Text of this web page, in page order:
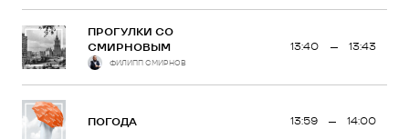
ПРОГУЛКИ СО
СМИРНОВЫМ
ФИЛИПП СМИРНОВ
13:40 13:43
ПОГОДА 13:59 14:00